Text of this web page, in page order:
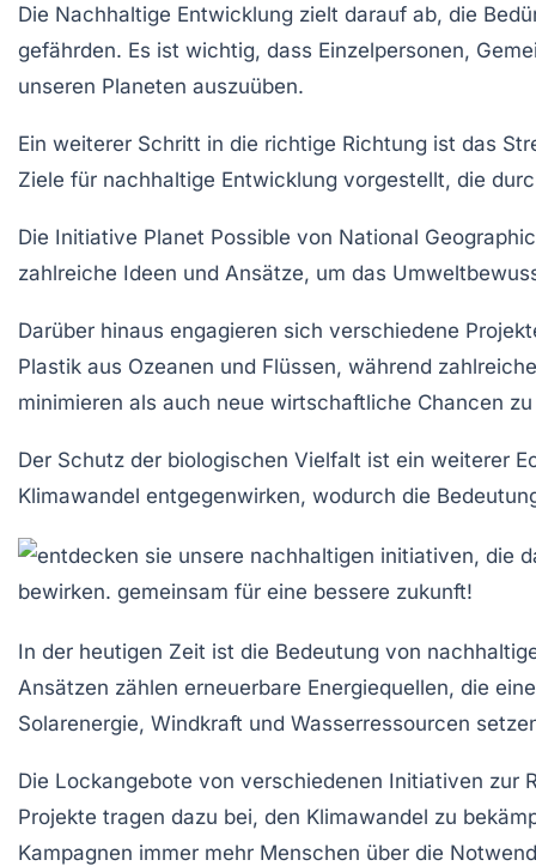
Die Nachhaltige Entwicklung zielt darauf ab, die
gefährden. Es ist wichtig, dass Einzelpersonen,
unseren Planeten auszuüben.
Ein weiterer Schritt in die richtige Richtung ist das
Ziele für nachhaltige Entwicklung vorgestellt, die
Die Initiative Planet Possible von National Geographic
zahlreiche Ideen und Ansätze, um das
Darüber hinaus engagieren sich verschiedene
Plastik aus Ozeanen und Flüssen, während
minimieren als auch neue wirtschaftliche Chancen
Der Schutz der biologischen Vielfalt ist ein weiterer
Klimawandel entgegenwirken, wodurch die
In der heutigen Zeit ist die Bedeutung von
Ansätzen zählen erneuerbare Energiequellen, die
Solarenergie, Windkraft und Wasserressourcen
Die Lockangebote von verschiedenen Initiativen zur
Projekte tragen dazu bei, den Klimawandel zu
Kampagnen immer mehr Menschen über die